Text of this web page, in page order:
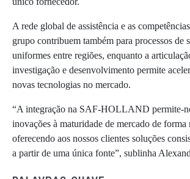
A rede global de assistência e as
grupo contribuem também para processos de
uniformes entre regiões, enquanto a
investigação e desenvolvimento permite
novas tecnologias no mercado.
“A integração na SAF-HOLLAND permite-
inovações à maturidade de mercado de forma
oferecendo aos nossos clientes soluções
a partir de uma única fonte”, sublinha